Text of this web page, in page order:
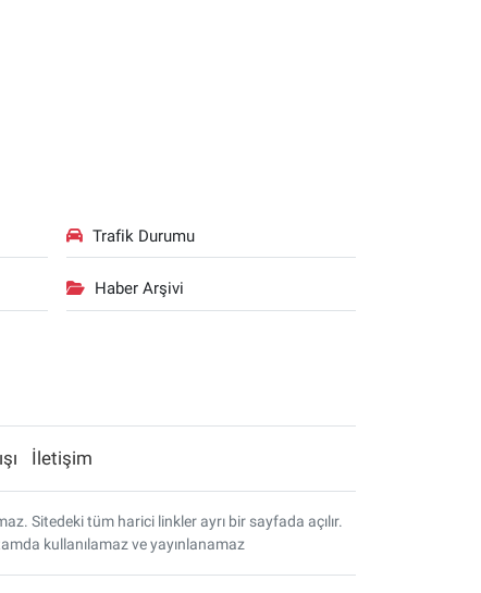
Trafik Durumu
Haber Arşivi
İletişim
Sitedeki tüm harici linkler ayrı bir sayfada açılır.
kullanılamaz ve yayınlanamaz